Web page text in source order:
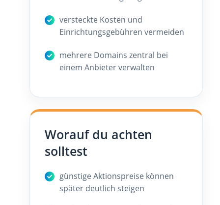
versteckte Kosten und
Einrichtungsgebühren vermeiden
mehrere Domains zentral bei
einem Anbieter verwalten
Worauf du achten
solltest
günstige Aktionspreise können
später deutlich steigen